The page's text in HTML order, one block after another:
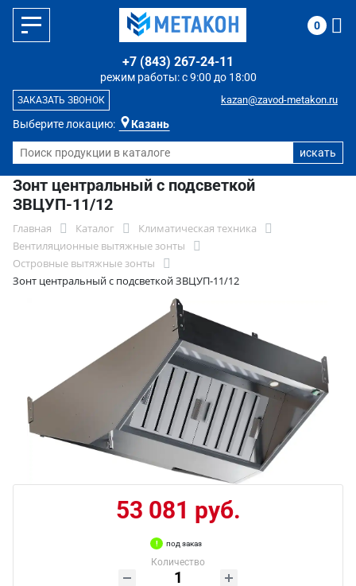
Выберите локацию: Казань
режим работы: с 9:00 до 18:00
+7 (843) 267-24-11
kazan@zavod-metakon.ru
ЗАКАЗАТЬ ЗВОНОК
0
Зонт центральный с подсветкой
ЗВЦУП-11/12
Главная Каталог
Климатическая техника
Вентиляционные вытяжные зонты
Островные вытяжные зонты
Зонт центральный с подсветкой ЗВЦУП-11/12
53 081 руб.
под заказ
Количество